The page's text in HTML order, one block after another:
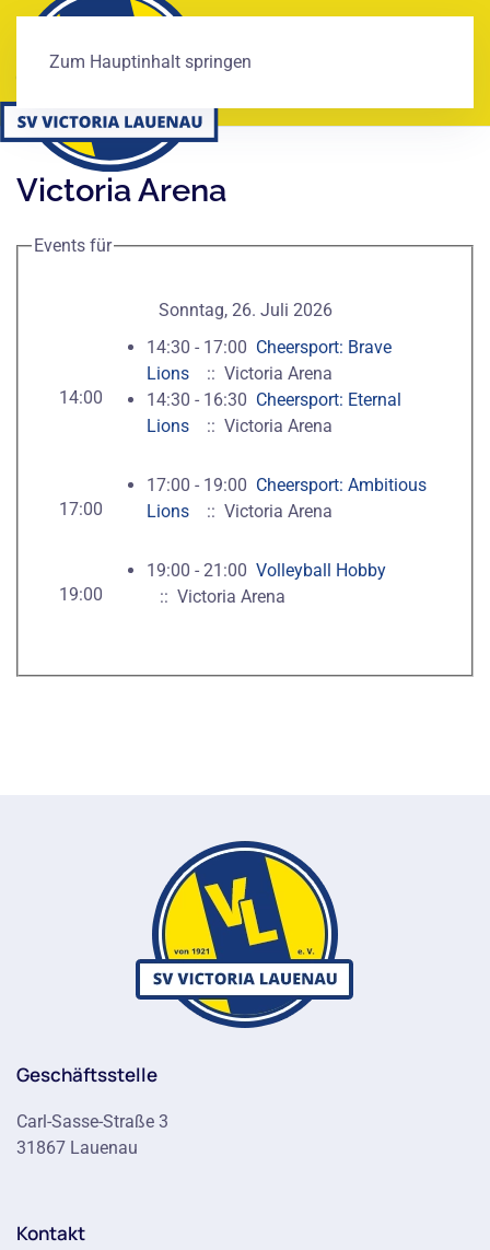
Zum Hauptinhalt springen
Victoria Arena
Events für
Sonntag, 26. Juli 2026
14:00
14:30 - 17:00 Cheersport: Brave
Lions
:: Victoria Arena
14:30 - 16:30 Cheersport: Eternal
Lions
:: Victoria Arena
17:00
17:00 - 19:00 Cheersport: Ambitious
Lions
:: Victoria Arena
19:00
19:00 - 21:00 Volleyball Hobby
:: Victoria Arena
Geschäftsstelle
Carl-Sasse-Straße 3
31867 Lauenau
Kontakt